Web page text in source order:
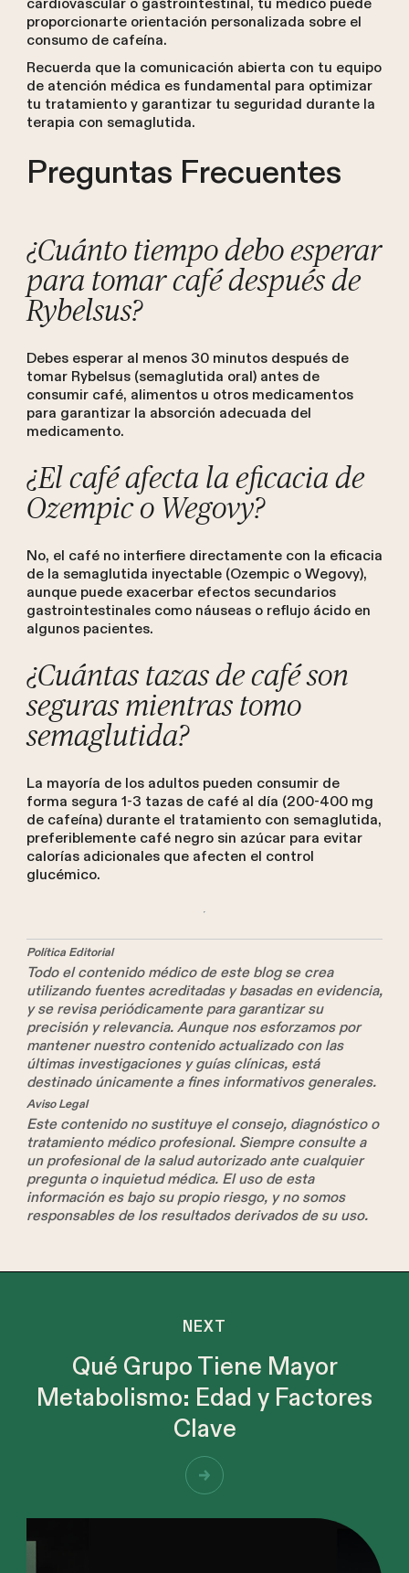
proporcionarte orientación personalizada sobre el
consumo de cafeína.
Recuerda que la comunicación abierta con tu equipo
de atención médica es fundamental para optimizar
tu tratamiento y garantizar tu seguridad durante la
terapia con semaglutida.
Preguntas Frecuentes
¿Cuánto tiempo debo esperar
para tomar café después de
Rybelsus?
Debes esperar al menos 30 minutos después de
tomar Rybelsus (semaglutida oral) antes de
consumir café, alimentos u otros medicamentos
para garantizar la absorción adecuada del
medicamento.
¿El café afecta la eficacia de
Ozempic o Wegovy?
No, el café no interfiere directamente con la eficacia
de la semaglutida inyectable (Ozempic o Wegovy),
aunque puede exacerbar efectos secundarios
gastrointestinales como náuseas o reflujo ácido en
algunos pacientes.
¿Cuántas tazas de café son
seguras mientras tomo
semaglutida?
La mayoría de los adultos pueden consumir de
forma segura 1-3 tazas de café al día (200-400 mg
de cafeína) durante el tratamiento con semaglutida,
preferiblemente café negro sin azúcar para evitar
calorías adicionales que afecten el control
glucémico.
Política Editorial
Todo el contenido médico de este blog se crea
utilizando fuentes acreditadas y basadas en evidencia,
y se revisa periódicamente para garantizar su
precisión y relevancia. Aunque nos esforzamos por
mantener nuestro contenido actualizado con las
últimas investigaciones y guías clínicas, está
destinado únicamente a fines informativos generales.
Aviso Legal
Este contenido no sustituye el consejo, diagnóstico o
tratamiento médico profesional. Siempre consulte a
un profesional de la salud autorizado ante cualquier
pregunta o inquietud médica. El uso de esta
información es bajo su propio riesgo, y no somos
responsables de los resultados derivados de su uso.
NEXT
Qué Grupo Tiene Mayor
Metabolismo: Edad y Factores
Clave